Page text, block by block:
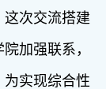
次交流搭建
加强联系，
实现综合性